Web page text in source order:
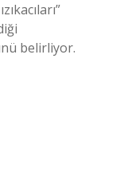
belirliyor.